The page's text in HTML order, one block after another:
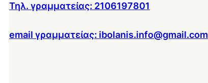
Τηλ. γραμματείας: 2106197801
email γραμματείας: ibolanis.info@gmail.com